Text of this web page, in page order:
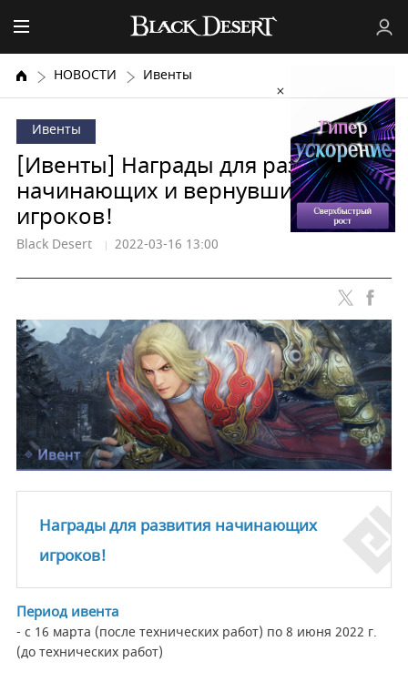
НОВОСТИ Ивенты
Ивенты
[Ивенты] Награды для развития
начинающих и вернувшихся
игроков!
Black Desert 2022-03-16 13:00
Награды для развития начинающих
игроков!
Период ивента
- с 16 марта (после технических работ) по 8 июня 2022 г.
(до технических работ)